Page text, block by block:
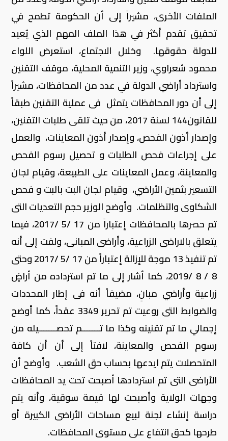
الملفات الأخرى، مشيراً إلى أن الحكومة تطمح في
تحقيق تقدم أكثر في هذا الملف المهم الذي يٌعيد
للدولة حقوقها. وخلال الاجتماع، استعرض اللواء
محمود شعراوي، وزير التنمية المحلية، موقف التقنين
واسترداد أراضي الدولة في عدد من المحافظات، مشيراً
إلى أن دور المحافظات يتمثل فى عملية التقنين طبقاً
للقانون144 لسنة 2017، من حيث تلقى طلبات التقنين،
وإصدار أذون الفحص، وإصدار أذون المعاينات، والعمل
على إجراءات فحص الطلبات و تحصيل رسوم الفحص
والمعاينة، وعمل المعاينات على الطبيعة، وقيام لجان
التسعير بثمين الأراضي، وقيام لجان البت بالبت و فحص
الشكاوى والتظلمات. وأوضح الوزير حجم التعديات التى
تم حصرها بالمحافظات إعتباراً من 17 /5 /2017، فيما
يتعلق بالاراضى الزراعية، وأراضى المبانى، ولفت إلى أنه
تم تنفيذ 13 موجة للإزالة إعتباراً من 17 /5 /2017 وحتى
8 / 8 /2019، كما أشار إلى ما تم استرداده من أراضٍ
زراعية وأراضي مبانٍ، مضيفاً أنه فى إطار المحددات
والضوابط التى روعيت تم تحرير 3349 عقداً، كما أوضح
إجمالي ما تم تقنينه وكذا ما تـــــــم تحصـــــــيله من
رسوم الفحص والمعاينة، لافتاً إلى أن أن كافة
المتحصلات يتم ايدعها بحساب حق الشعب. وأوضح أن
الأراضى التى تم استردادها أصبحت تحت يد المحافظات
وجهات الولاية وأصبحت لها قيمة سوقية، وأنه يتم
دراسة إنشاء لجنة لبيع مساحات الأراضى الكبيرة أو
طرحها كحق انتفاع على مستوى المحافظات.